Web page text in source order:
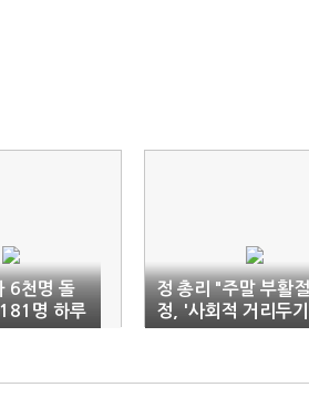
6천명 돌
명 하루
정 총리 "주말 부활
정, '사회적 거리두
지속해달라"